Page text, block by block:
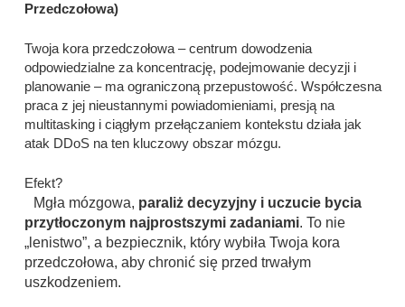
Przedczołowa)
Twoja kora przedczołowa – centrum dowodzenia
odpowiedzialne za koncentrację, podejmowanie decyzji i
planowanie – ma ograniczoną przepustowość. Współczesna
praca z jej nieustannymi powiadomieniami, presją na
multitasking i ciągłym przełączaniem kontekstu działa jak
atak DDoS na ten kluczowy obszar mózgu.
Efekt?
Mgła mózgowa, paraliż decyzyjny i uczucie bycia
przytłoczonym najprostszymi zadaniami. To nie
„lenistwo”, a bezpiecznik, który wybiła Twoja kora
przedczołowa, aby chronić się przed trwałym
uszkodzeniem.